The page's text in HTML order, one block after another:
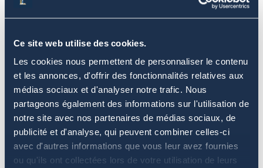
Ce site web utilise des cookies.
Les cookies nous permettent de personnaliser le contenu
et les annonces, d'offrir des fonctionnalités relatives aux
médias sociaux et d'analyser notre trafic. Nous
partageons également des informations sur l'utilisation de
notre site avec nos partenaires de médias sociaux, de
publicité et d'analyse, qui peuvent combiner celles-ci
avec d'autres informations que vous leur avez fournies
ou qu'ils ont collectées lors de votre utilisation de leurs
✔ Hausse de la demande en meublé et en
flexibilité
bien rénovés
bien décorés
disponibles rapidement
Les investisseurs qui misent sur la
qualité gagnent.
✔ La colocation et le coliving deviennent
mainstream